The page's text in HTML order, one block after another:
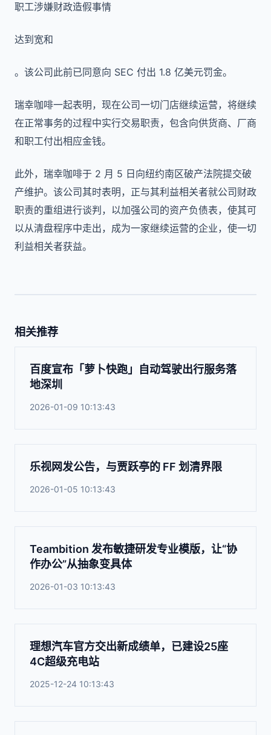
职工涉嫌财政造假事情
达到宽和
。该公司此前已同意向 SEC 付出 1.8 亿美元罚金。
瑞幸咖啡一起表明，现在公司一切门店继续运营，将继续
在正常事务的过程中实行交易职责，包含向供货商、厂商
和职工付出相应金钱。
此外，瑞幸咖啡于 2 月 5 日向纽约南区破产法院提交破
产维护。该公司其时表明，正与其利益相关者就公司财政
职责的重组进行谈判，以加强公司的资产负债表，使其可
以从清盘程序中走出，成为一家继续运营的企业，使一切
利益相关者获益。
相关推荐
百度宣布「萝卜快跑」自动驾驶出行服务落
地深圳
2026-01-09 10:13:43
乐视网发公告，与贾跃亭的 FF 划清界限
2026-01-05 10:13:43
Teambition 发布敏捷研发专业模版，让“协
作办公”从抽象变具体
2026-01-03 10:13:43
理想汽车官方交出新成绩单，已建设25座
4C超级充电站
2025-12-24 10:13:43